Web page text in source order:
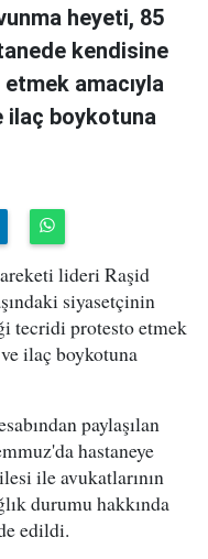
heyeti, 85
kendisine
amacıyla
ilaç boykotuna
lideri Raşid
siyasetçinin
tecridi protesto etmek
ilaç boykotuna
paylaşılan
hastaneye
ile avukatlarının
durumu hakkında
edildi.